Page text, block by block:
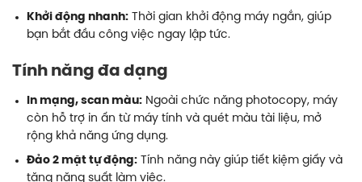
Khởi động nhanh: Thời gian khởi động máy ngắn, giúp
bạn bắt đầu công việc ngay lập tức.
Tính năng đa dạng
In mạng, scan màu: Ngoài chức năng photocopy, máy
còn hỗ trợ in ấn từ máy tính và quét màu tài liệu, mở
rộng khả năng ứng dụng.
Đảo 2 mặt tự động: Tính năng này giúp tiết kiệm giấy và
tăng năng suất làm việc.